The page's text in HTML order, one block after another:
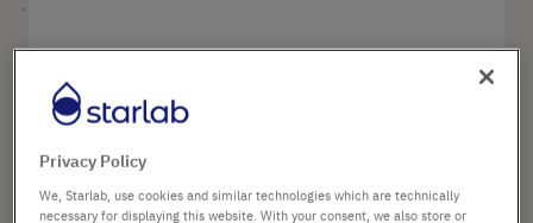
to
the
beginning
of
images
gallery
Réf.
8,16 €
Privacy Policy
We, Starlab, use cookies and similar technologies which are technically
necessary for displaying this website. With your consent, we also store or